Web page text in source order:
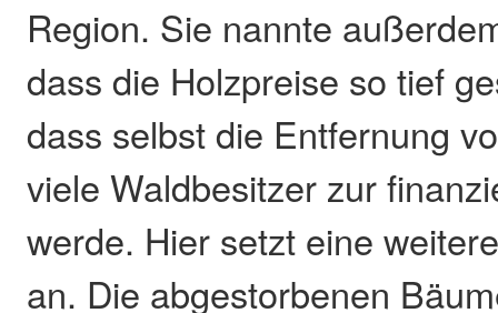
Region. Sie nannte
dass die Holzpreise so tief
dass selbst die Entfernung
viele Waldbesitzer zur
werde. Hier setzt eine
an. Die abgestorbenen